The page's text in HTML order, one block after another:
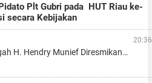
Plt Gubri pada HUT Riau ke-
secara Kebijakan
20:36
H. Hendry Munief Diresmikan…